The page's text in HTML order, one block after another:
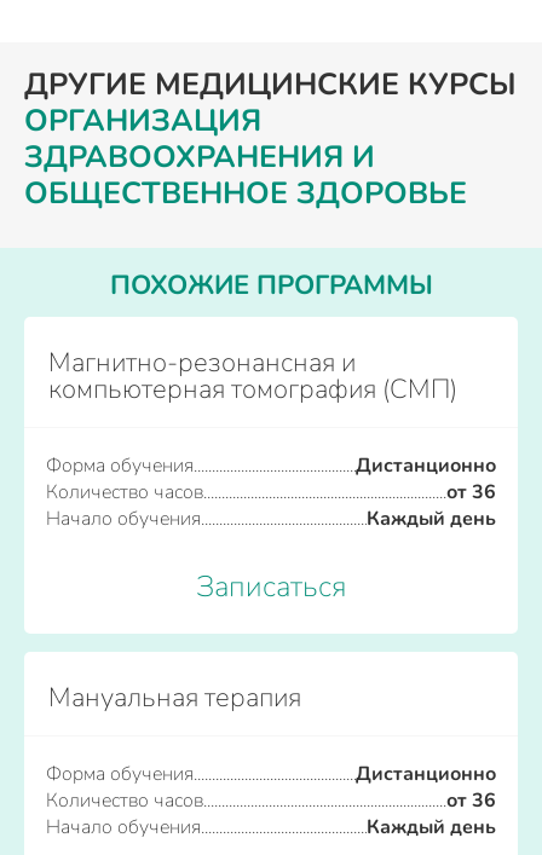
ДРУГИЕ МЕДИЦИНСКИЕ КУРСЫ
ОРГАНИЗАЦИЯ
ЗДРАВООХРАНЕНИЯ И
ОБЩЕСТВЕННОЕ ЗДОРОВЬЕ
ПОХОЖИЕ ПРОГРАММЫ
Магнитно-резонансная и
компьютерная томография (СМП)
Форма обучения
Дистанционно
Количество часов
от 36
Начало обучения
Каждый день
Записаться
Мануальная терапия
Форма обучения
Дистанционно
Количество часов
от 36
Начало обучения
Каждый день